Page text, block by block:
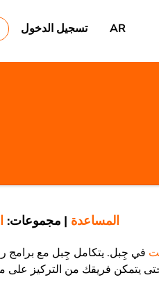
AR تسجيل الدخول
المساعدة | مجموعات:
في جِبل. يتكامل جِبل مع برامج
يتمكن فريقك من التركيز على